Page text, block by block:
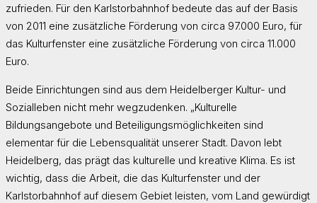
zufrieden. Für den Karlstorbahnhof bedeute das auf der Basis
von 2011 eine zusätzliche Förderung von circa 97.000 Euro, für
das Kulturfenster eine zusätzliche Förderung von circa 11.000
Euro.
Beide Einrichtungen sind aus dem Heidelberger Kultur- und
Sozialleben nicht mehr wegzudenken. „Kulturelle
Bildungsangebote und Beteiligungsmöglichkeiten sind
elementar für die Lebensqualität unserer Stadt. Davon lebt
Heidelberg, das prägt das kulturelle und kreative Klima. Es ist
wichtig, dass die Arbeit, die das Kulturfenster und der
Karlstorbahnhof auf diesem Gebiet leisten, vom Land gewürdigt